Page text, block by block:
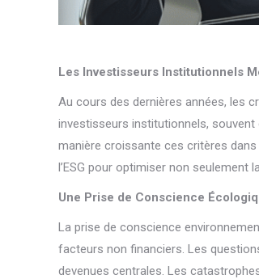
Les Investisseurs Institutionnels
Au cours des dernières années, les
investisseurs institutionnels,
manière croissante ces critères
l’ESG pour optimiser non seulement
Une Prise de Conscience
La prise de conscience
facteurs non financiers. Les
devenues centrales. Les